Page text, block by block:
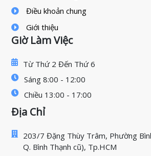
Điều khoản chung
Giới thiệu
Giờ Làm Việc
Từ Thứ 2 Đến Thứ 6
Sáng 8:00 - 12:00
Chiều 13:00 - 17:00
Địa Chỉ
203/7 Đặng Thùy Trâm, Phường
Q. Bình Thạnh cũ), Tp.HCM